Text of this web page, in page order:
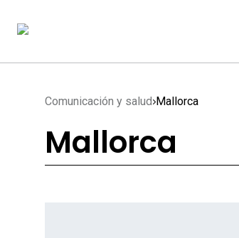
Comunicación y salud Mallorca
Mallorca